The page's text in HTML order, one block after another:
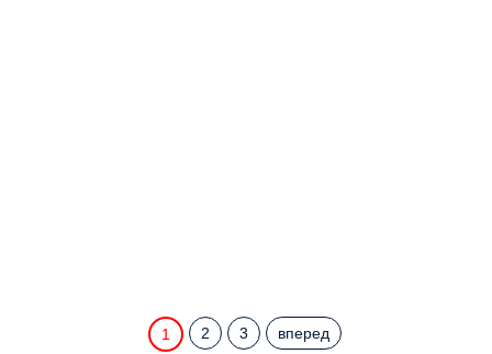
1 2 3 вперед